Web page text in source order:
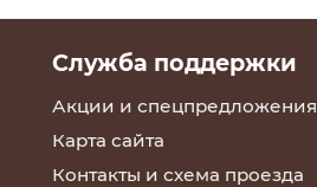
Служба поддержки
Акции и спецпредложения
Карта сайта
Контакты и схема проезда